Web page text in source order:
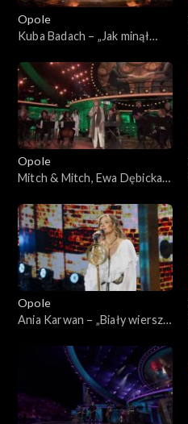
Opole 2003
Opole
Kuba Badach – „Jak minął
tęsknoty – koncert pamięci
Wojciecha Trzcińskiego”
Opole
Mitch & Mitch, Ewa Dębicka-
62. KFPP: „Małe tęsknoty –
koncert pamięci Wojciecha
Trzcińskiego”
Opole
Ania Karwan – „Biały wiersz
tęsknoty – koncert pamięci
Wojciecha Trzcińskiego”